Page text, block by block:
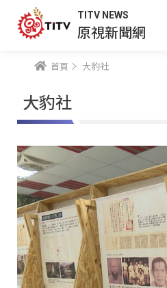
TITV NEWS
原視新聞網
首頁 大豹社
大豹社